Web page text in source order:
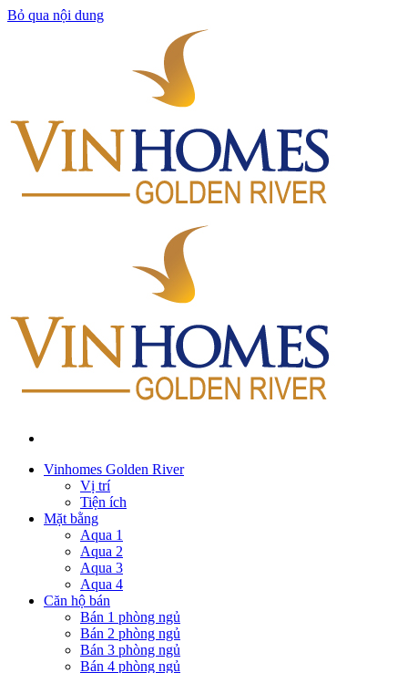
Bỏ qua nội dung
Vinhomes Golden River
Vị trí
Tiện ích
Mặt bằng
Aqua 1
Aqua 2
Aqua 3
Aqua 4
Căn hộ bán
Bán 1 phòng ngủ
Bán 2 phòng ngủ
Bán 3 phòng ngủ
Bán 4 phòng ngủ